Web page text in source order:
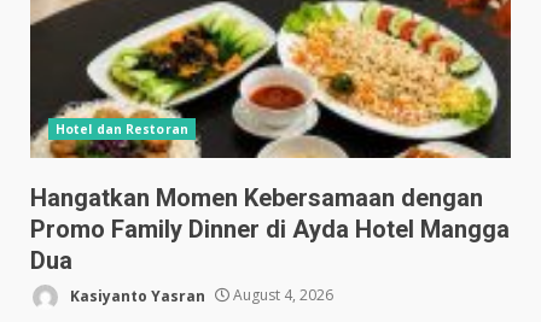
Hotel dan Restoran
Hangatkan Momen Kebersamaan dengan
Promo Family Dinner di Ayda Hotel Mangga
Dua
Kasiyanto Yasran August 4, 2026